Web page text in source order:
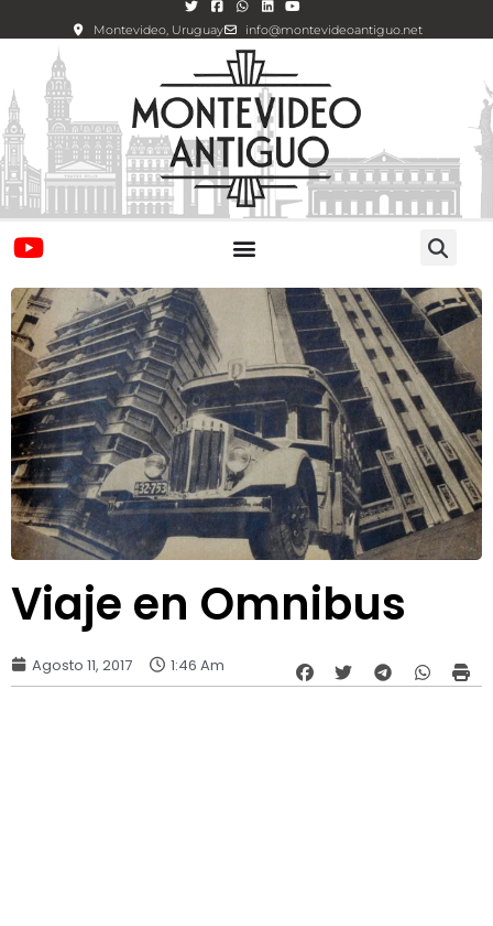
Montevideo, Uruguay info@montevideoantiguo.net
Viaje en Omnibus
Agosto 11, 2017 1:46 Am